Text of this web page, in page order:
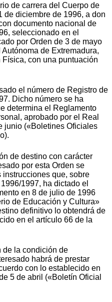
de carrera del Cuerpo de
de diciembre de 1996, a don
documento nacional de
seleccionado en el
por Orden de 3 de mayo
de Extremadura,
con una puntuación
el número de Registro de
Dicho número se ha
determina el Reglamento
aprobado por el Real
junio («Boletines Oficiales
de destino con carácter
por esta Orden se
que, sobre
1997, ha dictado el
en 8 de julio de 1996
de Educación y Cultura»
definitivo lo obtendrá de
en el artículo 66 de la
de la condición de
habrá de prestar
con lo establecido en
5 de abril («Boletín Oficial